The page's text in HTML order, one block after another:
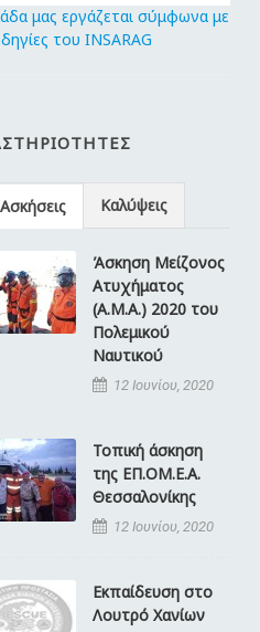
μας εργάζεται σύμφωνα με
του INSARAG
Ασκήσεις Καλύψεις
Άσκηση Μείζονος
Ατυχήματος
(Α.Μ.Α.) 2020 του
Πολεμικού
Ναυτικού
12 Ιουνίου, 2020
Τοπική άσκηση
της ΕΠ.ΟΜ.Ε.Α.
Θεσσαλονίκης
12 Ιουνίου, 2020
Εκπαίδευση στο
Λουτρό Χανίων